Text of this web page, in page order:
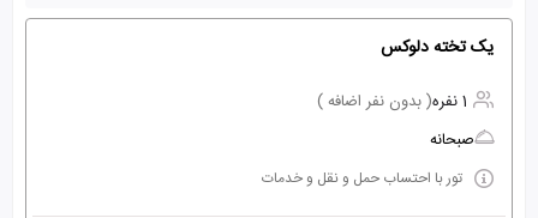
یک تخته دلوکس
1 نفره
( بدون نفر اضافه )
صبحانه
تور با احتساب حمل و نقل و خدمات